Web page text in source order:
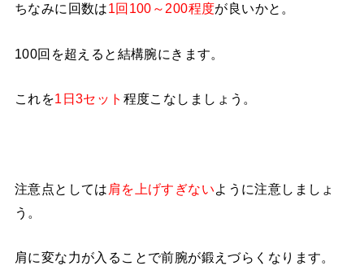
ちなみに回数は1回100～200程度が良いかと。
100回を超えると結構腕にきます。
これを1日3セット 程度こなしましょう。
注意点としては 肩を上げすぎないように注意しましょ
う。
肩に変な力が入ることで前腕が鍛えづらくなります。